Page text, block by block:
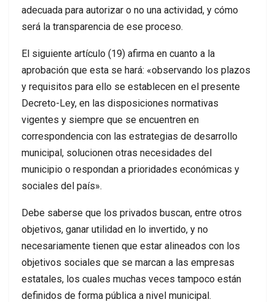
adecuada para autorizar o no una actividad, y cómo
será la transparencia de ese proceso.
El siguiente artículo (19) afirma en cuanto a la
aprobación que esta se hará: «observando los plazos
y requisitos para ello se establecen en el presente
Decreto-Ley, en las disposiciones normativas
vigentes y siempre que se encuentren en
correspondencia con las estrategias de desarrollo
municipal, solucionen otras necesidades del
municipio o respondan a prioridades económicas y
sociales del país».
Debe saberse que los privados buscan, entre otros
objetivos, ganar utilidad en lo invertido, y no
necesariamente tienen que estar alineados con los
objetivos sociales que se marcan a las empresas
estatales, los cuales muchas veces tampoco están
definidos de forma pública a nivel municipal.